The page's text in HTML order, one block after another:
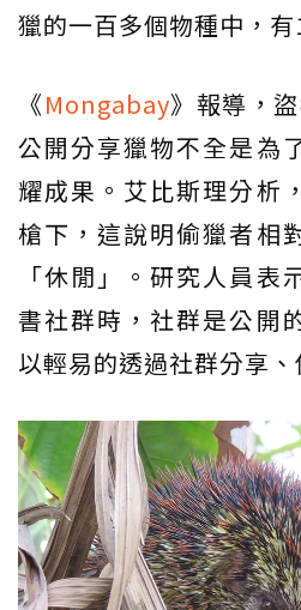
獵的一百多個物種中，有
《Mongabay》報導，
公開分享獵物不全是為
耀成果。艾比斯理分析
槍下，這說明偷獵者相
「休閒」。研究人員表
書社群時，社群是公開
以輕易的透過社群分享、